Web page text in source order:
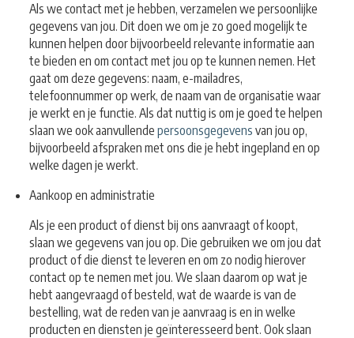
Als we contact met je hebben, verzamelen we persoonlijke
gegevens van jou. Dit doen we om je zo goed mogelijk te
kunnen helpen door bijvoorbeeld relevante informatie aan
te bieden en om contact met jou op te kunnen nemen. Het
gaat om deze gegevens: naam, e-mailadres,
telefoonnummer op werk, de naam van de organisatie waar
je werkt en je functie. Als dat nuttig is om je goed te helpen
slaan we ook aanvullende persoonsgegevens van jou op,
bijvoorbeeld afspraken met ons die je hebt ingepland en op
welke dagen je werkt.
Aankoop en administratie
Als je een product of dienst bij ons aanvraagt of koopt,
slaan we gegevens van jou op. Die gebruiken we om jou dat
product of die dienst te leveren en om zo nodig hierover
contact op te nemen met jou. We slaan daarom op wat je
hebt aangevraagd of besteld, wat de waarde is van de
bestelling, wat de reden van je aanvraag is en in welke
producten en diensten je geïnteresseerd bent. Ook slaan